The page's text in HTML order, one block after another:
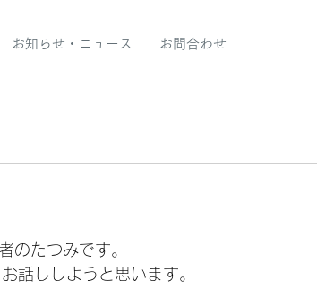
お知らせ・ニュース お問合わせ
のたつみです。
話ししようと思います。